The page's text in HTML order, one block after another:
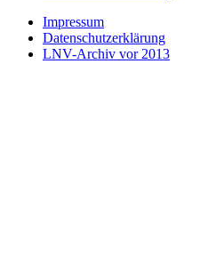
Impressum
Datenschutzerklärung
LNV-Archiv vor 2013